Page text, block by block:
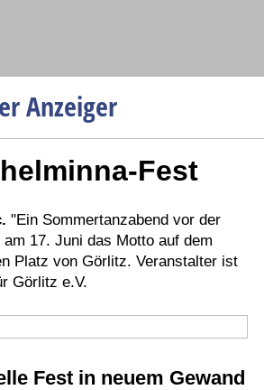
Anzeiger
Fest
"Ein Sommertanzabend vor der
17. Juni das Motto auf dem
Platz von Görlitz. Veranstalter ist
Görlitz e.V.
Fest in neuem Gewand